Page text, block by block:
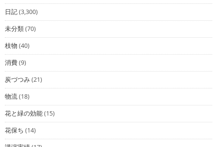
日記(3,300)
未分類(70)
枝物 (40)
消費(9)
炭づつみ(21)
物流(18)
花と緑の効能(15)
花保ち (14)